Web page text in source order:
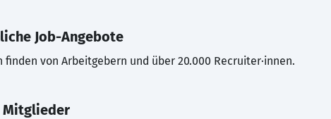
Job-Angebote
finden von Arbeitgebern und über 20.000 Recruiter·innen.
Mitglieder